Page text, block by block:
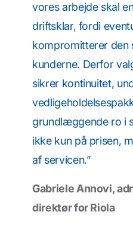
vores arbejde skal
driftsklar, fordi
kompromitterer den
kunderne. Derfor
sikrer kontinuitet,
grundlæggende ro i
ikke kun på prisen,
af servicen.”
Gabriele Annovi,
direktør for Riola